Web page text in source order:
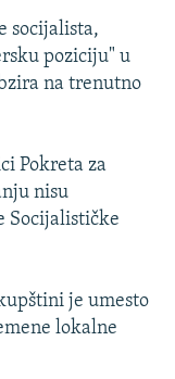
socijalista,
poziciju" u
na trenutno
Pokreta za
nisu
Socijalističke
je umesto
lokalne